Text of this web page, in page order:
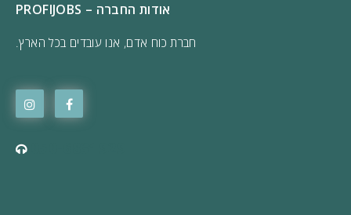
אודות החברה – PROFIJOBS
חברת כוח אדם, אנו עובדים בכל הארץ.